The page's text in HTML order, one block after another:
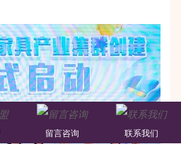
留言咨询 联系我们